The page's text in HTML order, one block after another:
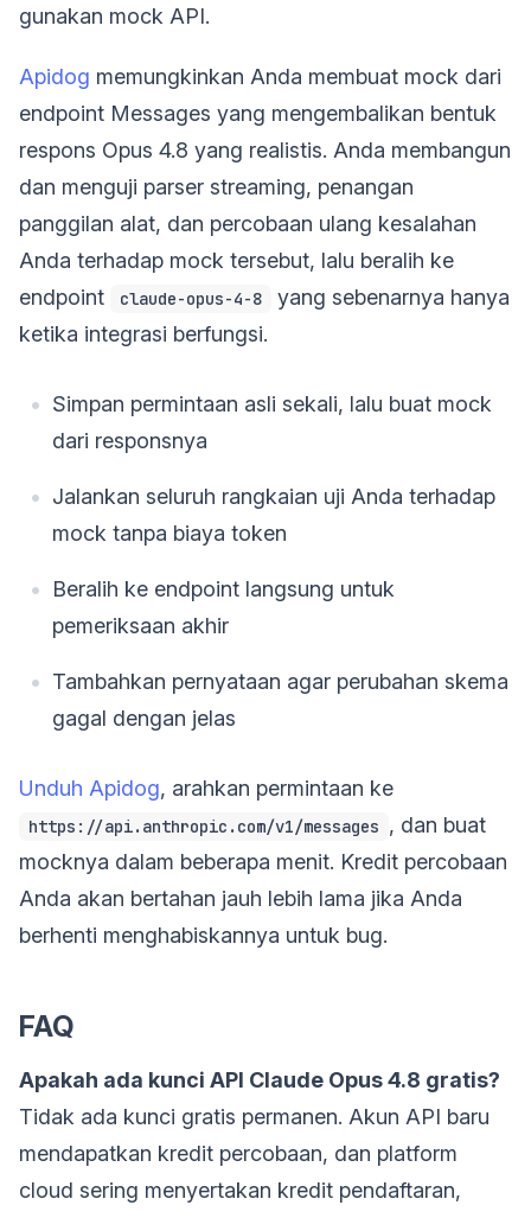
gunakan mock API.
Apidog memungkinkan Anda membuat mock dari
endpoint Messages yang mengembalikan bentuk
respons Opus 4.8 yang realistis. Anda membangun
dan menguji parser streaming, penangan
panggilan alat, dan percobaan ulang kesalahan
Anda terhadap mock tersebut, lalu beralih ke
endpoint
claude-opus-4-8
yang sebenarnya hanya
ketika integrasi berfungsi.
Simpan permintaan asli sekali, lalu buat mock
dari responsnya
Jalankan seluruh rangkaian uji Anda terhadap
mock tanpa biaya token
Beralih ke endpoint langsung untuk
pemeriksaan akhir
Tambahkan pernyataan agar perubahan skema
gagal dengan jelas
Unduh Apidog, arahkan permintaan ke
https://api.anthropic.com/v1/messages , dan buat
mocknya dalam beberapa menit. Kredit percobaan
Anda akan bertahan jauh lebih lama jika Anda
berhenti menghabiskannya untuk bug.
FAQ
Apakah ada kunci API Claude Opus 4.8 gratis?
Tidak ada kunci gratis permanen. Akun API baru
mendapatkan kredit percobaan, dan platform
cloud sering menyertakan kredit pendaftaran,